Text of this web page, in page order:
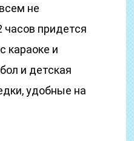
не
придется
караоке и
и детская
удобные на